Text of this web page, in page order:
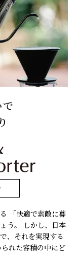
「快適で素敵に暮
う。
しかし、日本
、それを実現する
れた容積の中にど